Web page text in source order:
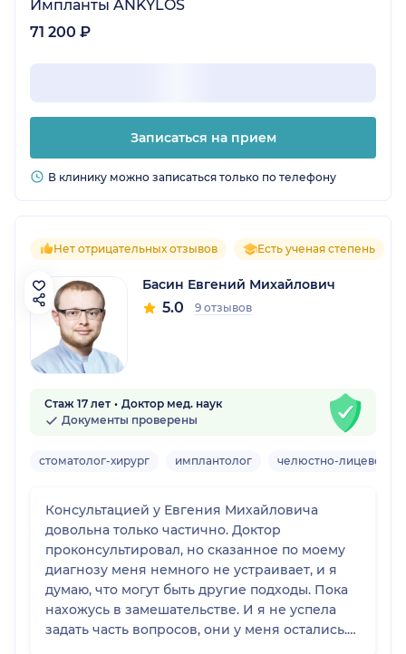
Импланты ANKYLOS
71 200 ₽
Записаться на прием
В клинику можно записаться только по телефону
Нет отрицательных отзывов Есть ученая степень
Басин Евгений Михайлович
5.0 9 отзывов
Стаж 17 лет
Доктор мед. наук
Документы проверены
стоматолог-хирург имплантолог челюстно-лицевой
Консультацией у Евгения Михайловича
довольна только частично. Доктор
проконсультировал, но сказанное по моему
диагнозу меня немного не устраивает, и я
думаю, что могут быть другие подходы. Пока
нахожусь в замешательстве. И я не успела
задать часть вопросов, они у меня остались.